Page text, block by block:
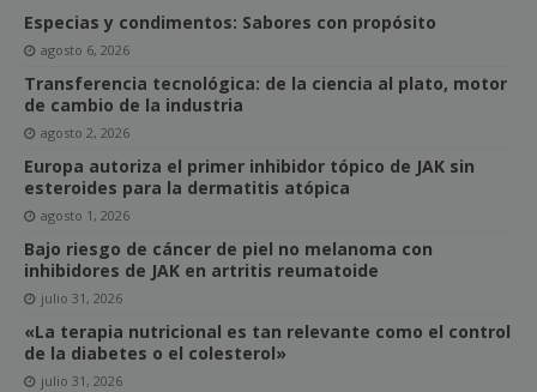
Especias y condimentos: Sabores con propósito
agosto 6, 2026
Transferencia tecnológica: de la ciencia al plato, motor
de cambio de la industria
agosto 2, 2026
Europa autoriza el primer inhibidor tópico de JAK sin
esteroides para la dermatitis atópica
agosto 1, 2026
Bajo riesgo de cáncer de piel no melanoma con
inhibidores de JAK en artritis reumatoide
julio 31, 2026
«La terapia nutricional es tan relevante como el control
de la diabetes o el colesterol»
julio 31, 2026